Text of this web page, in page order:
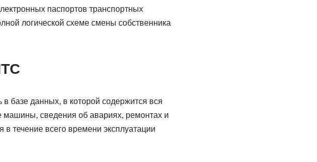
паспортов транспортных
логической схеме смены собственника
базе данных, в которой содержится вся
машины, сведения об авариях, ремонтах и
течение всего времени эксплуатации